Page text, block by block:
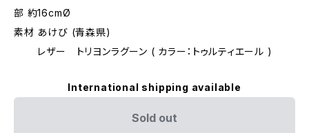
部 約16cmØ
素材 あけび (青森県)
レザー トリヨンラグーン ( カラー：トゥルティエール )
International shipping available
Sold out